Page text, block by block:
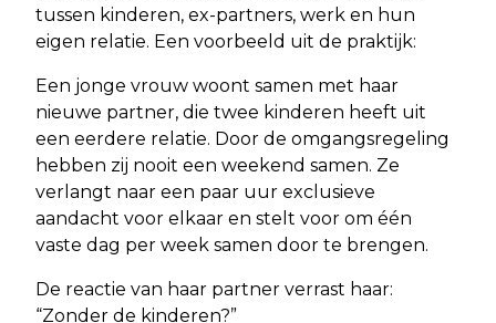
tussen kinderen, ex-partners, werk en hun
eigen relatie. Een voorbeeld uit de praktijk:
Een jonge vrouw woont samen met haar
nieuwe partner, die twee kinderen heeft uit
een eerdere relatie. Door de omgangsregeling
hebben zij nooit een weekend samen. Ze
verlangt naar een paar uur exclusieve
aandacht voor elkaar en stelt voor om één
vaste dag per week samen door te brengen.
De reactie van haar partner verrast haar:
“Zonder de kinderen?”